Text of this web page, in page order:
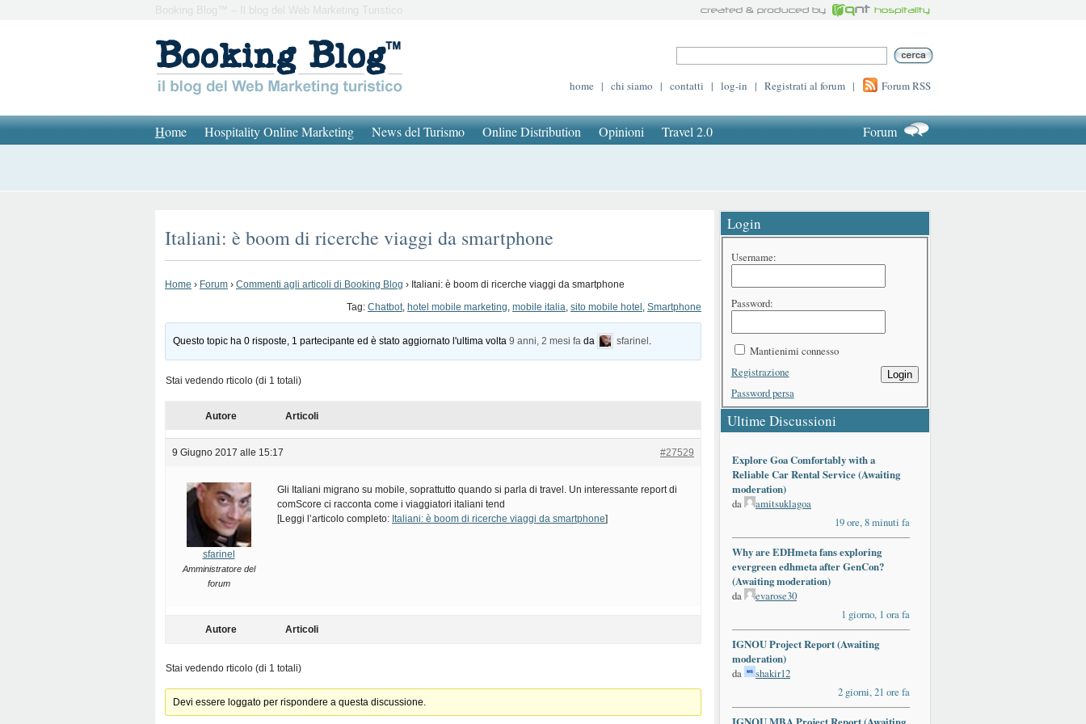
Booking Blog™ – Il blog del Web Marketing Turistico
home | chi siamo | contatti | log-in | Registrati al forum | Forum RSS
Home Hospitality Online Marketing News del Turismo Online Distribution Opinioni Travel 2.0 Forum
Italiani: è boom di ricerche viaggi da smartphone
Home › Forum › Commenti agli articoli di Booking Blog › Italiani: è boom di ricerche viaggi da smartphone
Tag: Chatbot, hotel mobile marketing, mobile italia, sito mobile hotel , Smartphone
Questo topic ha 0 risposte, 1 partecipante ed è stato aggiornato l'ultima volta9 anni, 2 mesi fa da sfarinel
Stai vedendo rticolo (di 1 totali)
Autore Articoli
9 Giugno 2017 alle 15:17 #27529
sfarinel
Amministratore del
forum
Gli Italiani migrano su mobile, soprattutto quando si parla di travel. Un interessante report di
comScore ci racconta come i viaggiatori italiani tend
[Leggi l’articolo completo: Italiani: è boom di ricerche viaggi da smartphone]
Autore Articoli
Stai vedendo rticolo (di 1 totali)
Devi essere loggato per rispondere a questa discussione.
Login
Username:
Password:
Mantienimi connesso
Login
Registrazione
Password persa
Ultime Discussioni
Explore Goa Comfortably with a
Reliable Car Rental Service (Awaiting
moderation)
da
amitsuklagoa
19 ore, 8 minuti fa
Why are EDHmeta fans exploring
evergreen edhmeta after GenCon?
(Awaiting moderation)
da
evarose30
1 giorno, 1 ora fa
IGNOU Project Report (Awaiting
moderation)
da
shakir12
2 giorni, 21 ore fa